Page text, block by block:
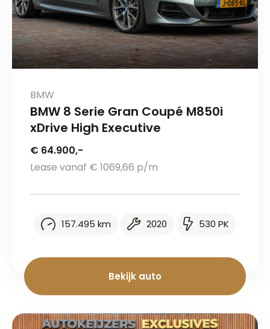
BMW
BMW 8 Serie Gran Coupé M850i
xDrive High Executive
€ 64.900,-
Lease vanaf € 1069,66 p/m
157.495 km 2020 530 PK
Bekijk auto